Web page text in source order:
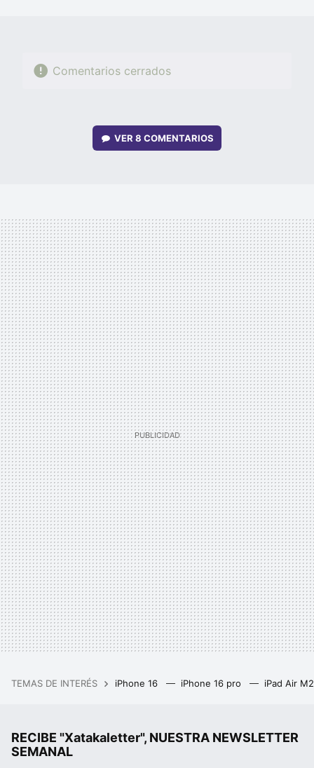
Comentarios cerrados
VER 8 COMENTARIOS
TEMAS DE INTERÉS iPhone 16 iPhone 16 pro iPad Air
RECIBE "Xatakaletter", NUESTRA NEWSLETTER
SEMANAL